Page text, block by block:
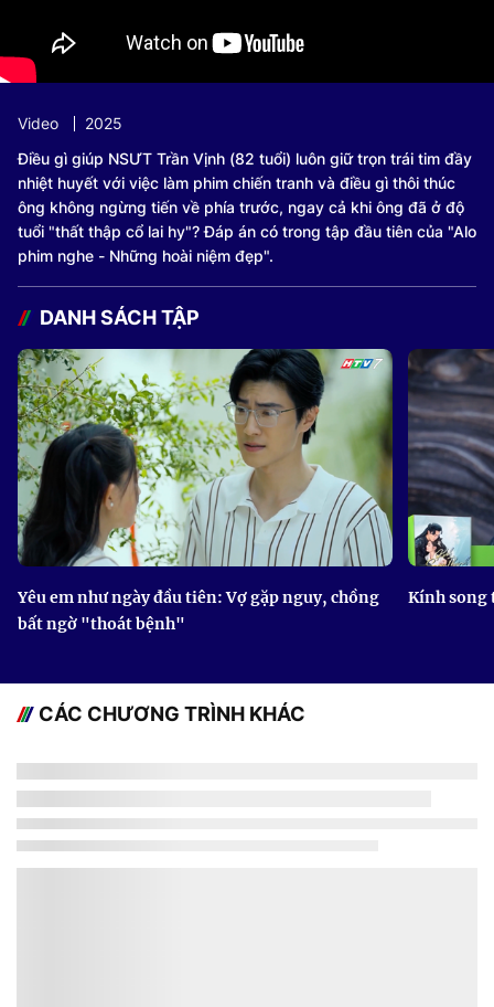
Video
2025
Điều gì giúp NSƯT Trần Vịnh (82 tuổi) luôn giữ trọn trái tim đầy
nhiệt huyết với việc làm phim chiến tranh và điều gì thôi thúc
ông không ngừng tiến về phía trước, ngay cả khi ông đã ở độ
tuổi "thất thập cổ lai hy"? Đáp án có trong tập đầu tiên của "Alo
phim nghe - Những hoài niệm đẹp".
DANH SÁCH TẬP
Yêu em như ngày đầu tiên: Vợ gặp nguy, chồng
bất ngờ "thoát bệnh"
Kính song
CÁC CHƯƠNG TRÌNH KHÁC